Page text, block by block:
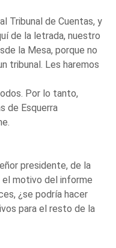
Tribunal de Cuentas, y
de la letrada, nuestro
la Mesa, porque no
tribunal. Les haremos
Por lo tanto,
de Esquerra
presidente, de la
el motivo del informe
¿se podría hacer
para el resto de la